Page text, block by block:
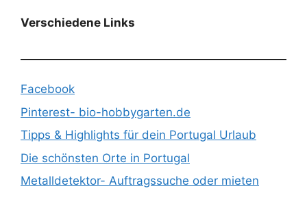
Verschiedene Links
Facebook
Pinterest- bio-hobbygarten.de
Tipps & Highlights für dein Portugal Urlaub
Die schönsten Orte in Portugal
Metalldetektor- Auftragssuche oder mieten